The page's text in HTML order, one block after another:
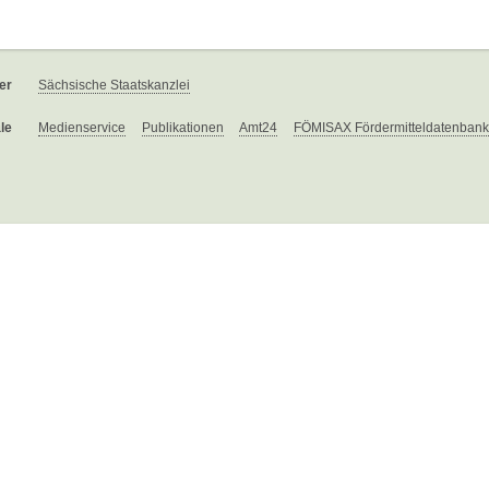
Sächsische Staatskanzlei
Medienservice Publikationen Amt24 FÖMISAX Fördermitteldatenbank